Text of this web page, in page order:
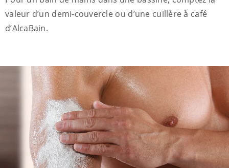
valeur d’un demi-couvercle ou d’une cuillère à café
d’AlcaBain.